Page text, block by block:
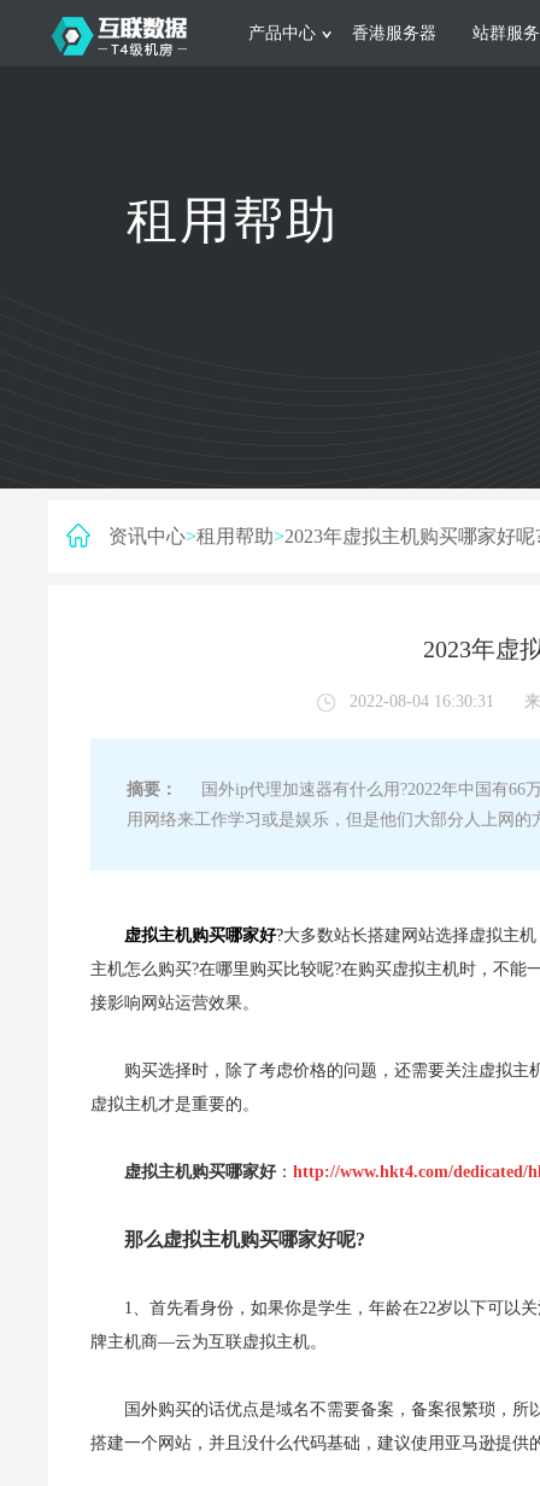
产品中心
日本服务器 新加坡服务器
香港服务器 站群服
根据不同规模的网站提供可定制化的架
构和 一站式协助租用帮助
资讯中心>租用帮助>2023年虚拟主机购买哪家好呢
2023年虚
2022-08-04 16:30:31
摘要：
国外ip代理加速器有什么用?2022年中国有66
用网络来工作学习或是娱乐，但是他们大部分人上网
虚拟主机购买哪家好?大多数站长搭建网站选择虚拟主
主机怎么购买?在哪里购买比较呢?在购买虚拟主机时，不
接影响网站运营效果。
购买选择时，除了考虑价格的问题，还需要关注虚拟
虚拟主机才是重要的。
虚拟主机购买哪家好 ： http://www.hkt4.com/dedicated/
那么虚拟主机购买哪家好呢?
1、首先看身份，如果你是学生，年龄在22岁以下可以
牌主机商—云为互联虚拟主机。
国外购买的话优点是域名不需要备案，备案很繁琐，
搭建一个网站，并且没什么代码基础，建议使用亚马逊提供